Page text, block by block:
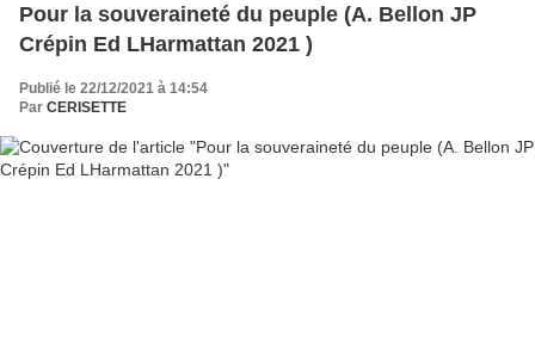
Pour la souveraineté du peuple (A. Bellon JP
Crépin Ed LHarmattan 2021 )
Publié le 22/12/2021 à 14:54
Par CERISETTE